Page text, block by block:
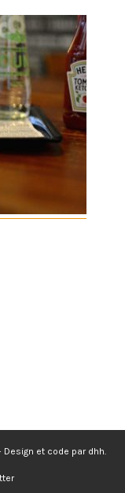
et code par dhh.